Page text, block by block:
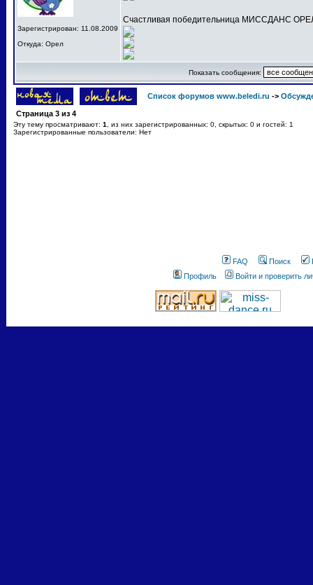
Зарегистрирован: 11.08.2009
Откуда: Орел
Счастливая победительница МИССДАНС
Показать сообщения:
Список форумов www.beledi.ru ->
Страница 3 из 4
Эту тему просматривают: 1
, из них зарегистрированных: 0, скрытых: 0 и гостей: 1
Зарегистрированные пользователи: Нет
FAQ Поиск
Профиль
Войти и проверить